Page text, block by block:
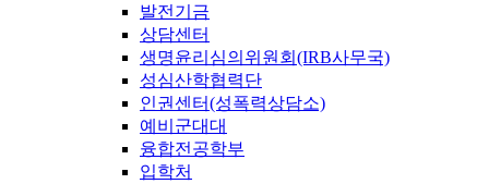
발전기금
상담센터
생명윤리심의위원회(IRB사무국)
성심산학협력단
인권센터(성폭력상담소)
예비군대대
융합전공학부
입학처